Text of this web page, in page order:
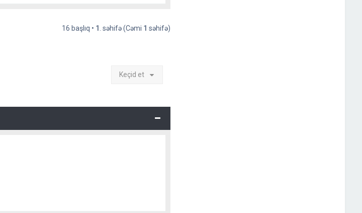
16 başlıq • 1 . səhifə (Cəmi 1 səhifə)
Keçid et